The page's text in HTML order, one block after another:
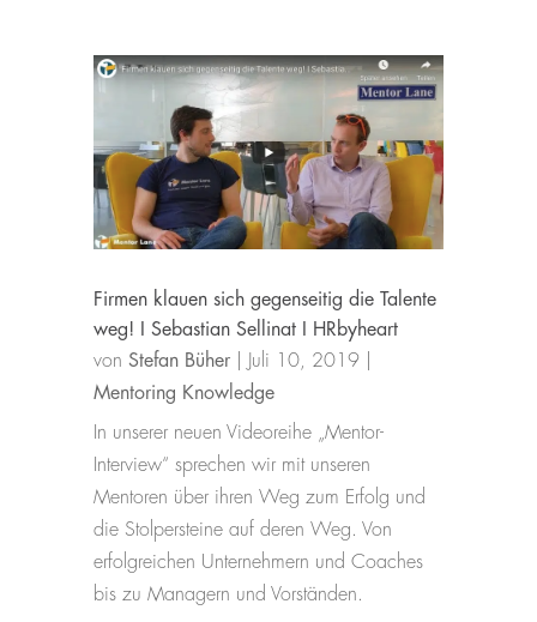
Firmen klauen sich gegenseitig die Talente
weg! I Sebastian Sellinat I HRbyheart
vonStefan Büher Juli 10, 2019
Mentoring Knowledge
In unserer neuen Videoreihe „Mentor-
Interview“ sprechen wir mit unseren
Mentoren über ihren Weg zum Erfolg und
die Stolpersteine auf deren Weg. Von
erfolgreichen Unternehmern und Coaches
bis zu Managern und Vorständen.